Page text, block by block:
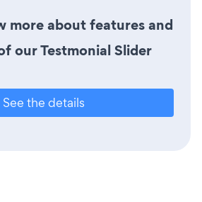
more about features and
our Testmonial Slider
See the details